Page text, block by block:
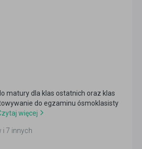
matury dla klas ostatnich oraz klas
do egzaminu ósmoklasisty
więcej
i 7 innych